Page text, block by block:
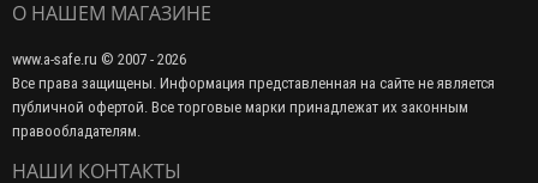
О НАШЕМ МАГАЗИНЕ
www.a-safe.ru © 2007 - 2026
Все права защищены. Информация представленная на сайте не является
публичной офертой. Все торговые марки принадлежат их законным
правообладателям.
НАШИ КОНТАКТЫ